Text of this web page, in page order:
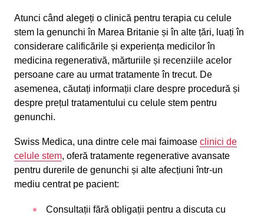
Atunci când alegeți o clinică pentru terapia cu celule
stem la genunchi în Marea Britanie și în alte țări, luați în
considerare calificările și experiența medicilor în
medicina regenerativă, mărturiile și recenziile acelor
persoane care au urmat tratamente în trecut. De
asemenea, căutați informații clare despre procedură și
despre prețul tratamentului cu celule stem pentru
genunchi.
Swiss Medica, una dintre cele mai faimoase clinici de
celule stem, oferă tratamente regenerative avansate
pentru durerile de genunchi și alte afecțiuni într-un
mediu centrat pe pacient:
Consultații fără obligații pentru a discuta cu